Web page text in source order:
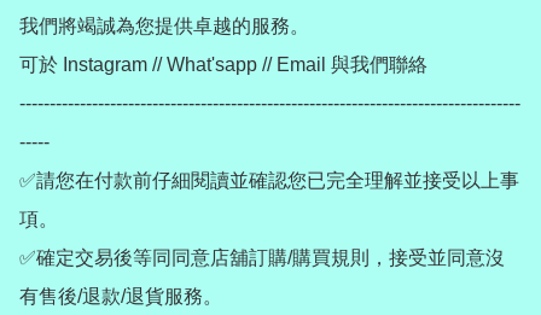
我們將竭誠為您提供卓越的服務。
可於 Instagram // What'sapp // Email 與我們聯絡
-----------------------------------------------------------------------------------
-----
✅請您在付款前仔細閱讀並確認您已完全理解並接受以上事
項。
✅確定交易後等同同意店舖訂購/購買規則，接受並同意沒
有售後/退款/退貨服務。